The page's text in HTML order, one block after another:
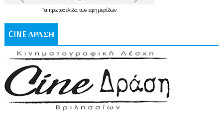
Τα πρωτοσέλιδατων εφημερίδων
CINE ΔΡΑΣΗ